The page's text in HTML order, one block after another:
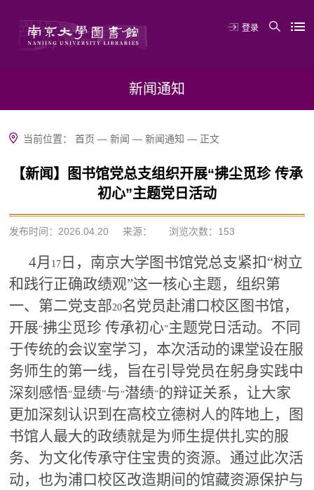
登录
新闻通知
当前位置：首页 —新闻 —新闻通知 — 正文
【新闻】图书馆党总支组织开展“拂尘觅珍 传承
初心”主题党日活动
发布时间：2026.04.20 来源： 浏览次数： 153
4月 17 日，南京大学图书馆党总支紧扣“树立
和践行正确政绩观”这一核心主题，组织第
一、第二党支部20名党员赴浦口校区图书馆，
开展“拂尘觅珍 传承初心”主题党日活动。不同
于传统的会议室学习，本次活动的课堂设在服
务师生的第一线，旨在引导党员在躬身实践中
深刻感悟“显绩”与“潜绩”的辩证关系，让大家
更加深刻认识到在高校立德树人的阵地上，图
书馆人最大的政绩就是为师生提供扎实的服
务、为文化传承守住宝贵的资源。通过此次活
动，也为浦口校区改造期间的馆藏资源保护与